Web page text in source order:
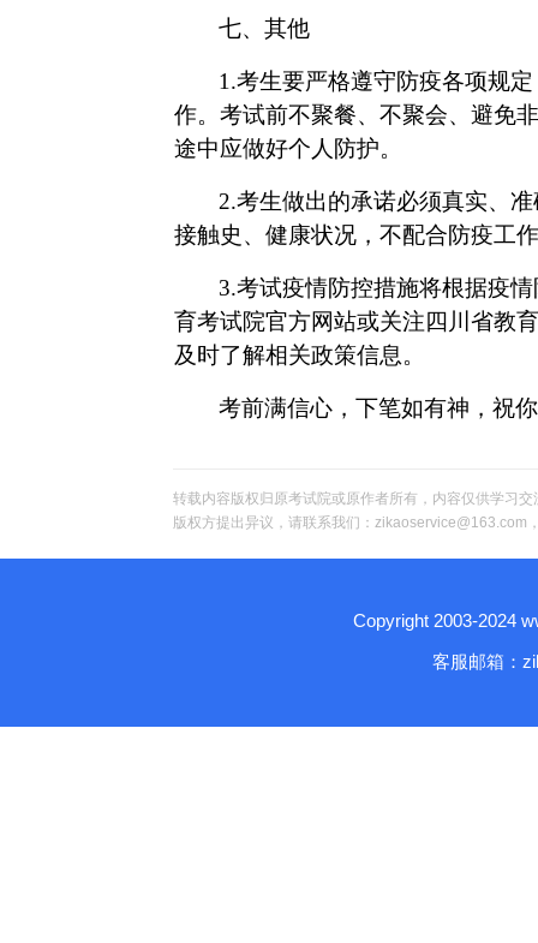
七、其他
1.考生要严格遵守防疫各项规
作。考试前不聚餐、不聚会、避免
途中应做好个人防护。
2.考生做出的承诺必须真实、
接触史、健康状况，不配合防疫工
3.考试疫情防控措施将根据疫
育考试院官方网站或关注四川省教
及时了解相关政策信息。
考前满信心，下笔如有神，祝
转载内容版权归原考试院或原作者所有，内容仅供学习
版权方提出异议，请联系我们：zikaoservice@163.com
Copyright 2003-2024
客服邮箱：